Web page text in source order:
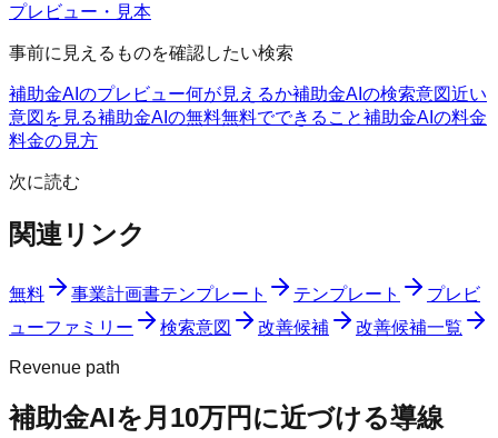
プレビュー・見本
事前に見えるものを確認したい検索
補助金AIのプレビュー何が見えるか補助金AIの検索意図近い
意図を見る補助金AIの無料無料でできること補助金AIの料金
料金の見方
次に読む
関連リンク
無料 事業計画書テンプレート テンプレート
プレビ
ューファミリー
検索意図 改善候補 改善候補一覧
Revenue path
補助金AIを月10万円に近づける導線